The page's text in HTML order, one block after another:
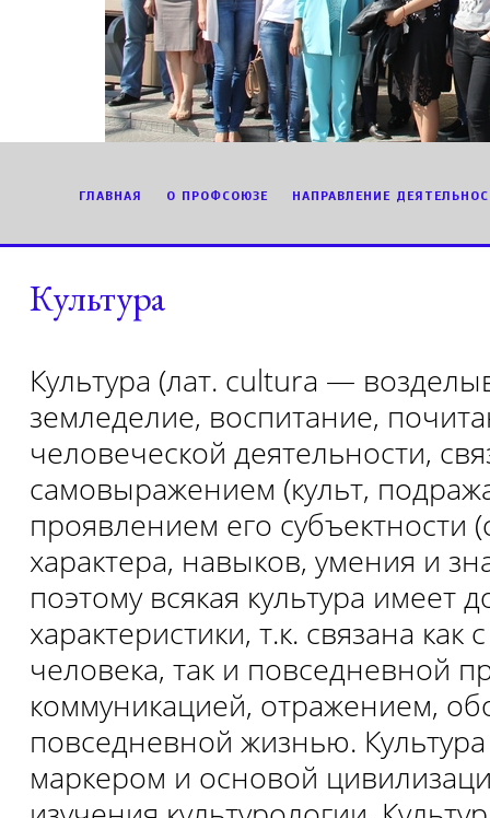
ГЛАВНАЯ О ПРОФСОЮЗЕ НАПРАВЛЕНИЕ
Культура
Культура (лат. cultura —
земледелие, воспитание,
человеческой деятельности,
самовыражением (культ,
проявлением его субъектности
характера, навыков, умения и
поэтому всякая культура имеет
характеристики, т.к. связана как
человека, так и повседневной
коммуникацией, отражением,
повседневной жизнью. Культура
маркером и основой